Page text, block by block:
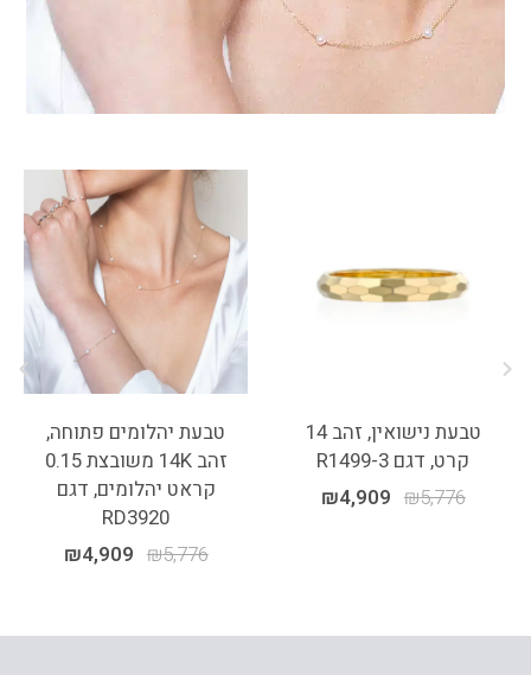
טבעת נישואין, זהב 14
קרט, דגם R1499-3
₪5,776
₪4,909
טבעת יהלומים פתוחה,
זהב 14K משובצת 0.15
קראט יהלומים, דגם
RD3920
₪5,776
₪4,909